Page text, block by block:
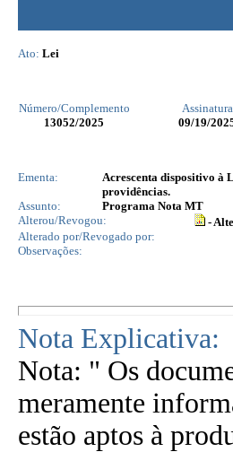
Ato: Lei
Número/Complemento Assinatura
13052/2025 09/19/
Ementa:
Acrescenta dispositivo à
providências.
Assunto:
Programa Nota MT
Alterou/Revogou:
-
Alterado por/Revogado por:
Observações:
Nota Explicativa:
Nota: " Os
meramente
estão aptos à